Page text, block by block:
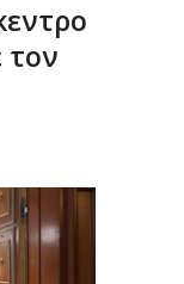
τον